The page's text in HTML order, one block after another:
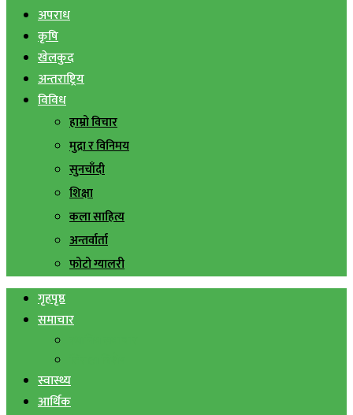
अपराध
कृषि
खेलकुद
अन्तराष्ट्रिय
विविध
हाम्रो विचार
मुद्रा र विनिमय
सुनचाँदी
शिक्षा
कला साहित्य
अन्तर्वार्ता
फोटो ग्यालरी
गृहपृष्ठ
समाचार
स्वास्थ्य
आर्थिक